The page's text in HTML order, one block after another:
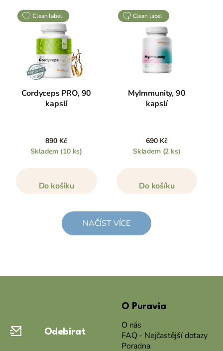
clean label
Cordyceps PRO, 90
kapslí
890 Kč
Skladem (10 ks)
Do košíku
clean label
MyImmunity, 90
kapslí
690 Kč
Skladem (2 ks)
Do košíku
NAČÍST VÍCE
Odebírat
O Puravia
O nás
FAQ - Nejčastější dotazy
Poradna